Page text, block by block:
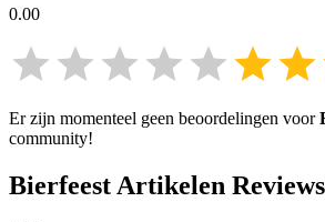
0.00
Er zijn momenteel geen beoordelingen voor
community!
Bierfeest Artikelen Reviews